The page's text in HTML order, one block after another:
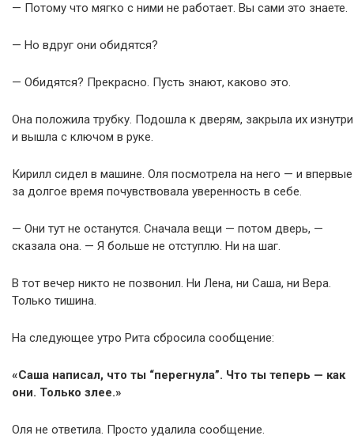
— Потому что мягко с ними не работает. Вы сами это знаете.
— Но вдруг они обидятся?
— Обидятся? Прекрасно. Пусть знают, каково это.
Она положила трубку. Подошла к дверям, закрыла их изнутри
и вышла с ключом в руке.
Кирилл сидел в машине. Оля посмотрела на него — и впервые
за долгое время почувствовала уверенность в себе.
— Они тут не останутся. Сначала вещи — потом дверь, —
сказала она. — Я больше не отступлю. Ни на шаг.
В тот вечер никто не позвонил. Ни Лена, ни Саша, ни Вера.
Только тишина.
На следующее утро Рита сбросила сообщение:
«Саша написал, что ты “перегнула”. Что ты теперь — как
они. Только злее.»
Оля не ответила. Просто удалила сообщение.